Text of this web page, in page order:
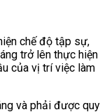
chế độ tập sự,
trở lên thực hiện
của vị trí việc làm
và phải được quy